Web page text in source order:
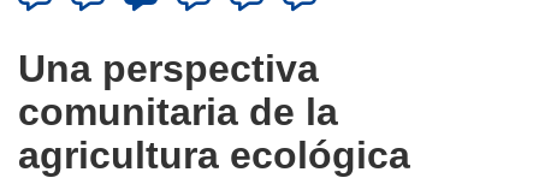
available
the
following
languages:
Una perspectiva
comunitaria de la
agricultura ecológica